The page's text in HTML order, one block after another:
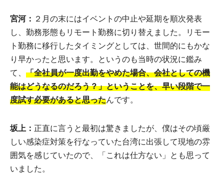
宮河： ２月の末にはイベントの中止や延期を順次発表
し、勤務形態もリモート勤務に切り替えました。リモー
ト勤務に移行したタイミングとしては、世間的にもかな
り早かったと思います。というのも当時の状況に鑑み
て、 「全社員が一度出勤をやめた場合、会社としての機
能はどうなるのだろう？」ということを、早い段階で一
度試す必要があると思ったんです。
坂上： 正直に言うと最初は驚きましたが、僕はその頃厳
しい感染症対策を行なっていた台湾に出張して現地の雰
囲気を感じていたので、「これは仕方ない」とも思って
いました。